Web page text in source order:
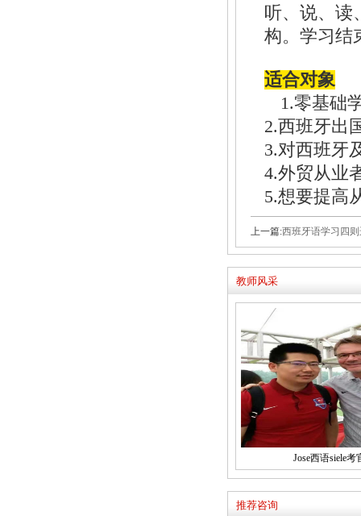
听、说、读
构。学习结
适合对象
1.零基础
2.西班牙出
3.对西班牙
4.外贸从业
5.想要提高
上一篇:西班牙语学习四
教师风采
Jose西语siele考
推荐咨询